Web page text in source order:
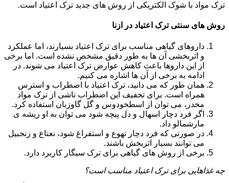
ترک مواد با شوک الکتریکی از روش های جدید ترک اعتیاد است.
روش های سنتی ترک اعتیاد در ازنا
داروهای گیاهی مناسب برای ترک اعتیاد بسیارند، اما عملکرد
و اثربخشی آن ها به طور دقیق مشخص نشده است. اما برخی
از این داروها باعث کاهش عوارض ترک اعتیاد می شوند. در
ادامه به برخی از آن ها اشاره می کنیم.
همان طور که می دانید، ترک اعتیاد با اضطراب و استرس
همراه است. برای تخفیف این اضطراب ناشی از ترک مواد
مخدر، می توان از اسطخودوس و گل گاوزبان استفاده کرد.
اگر فرد دچار اسهال و دل پیچه شود می توان به او ریشه ی
مارشمالو داد.
در صورتی که فرد دچار تهوع و استفراغ شود، نعناع و زنجبیل
می توانند بسیار اثربخش باشند.
برخی از روش های گیاهی برای ترک سیگار کاربرد دارد.
چه غذاهایی برای ترک اعتیاد مناسب است؟